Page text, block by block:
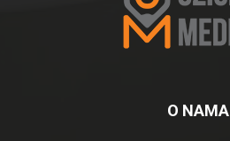
O NAMA